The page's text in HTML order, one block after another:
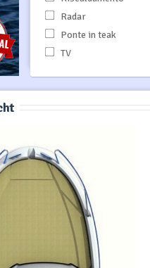
Radar
Ponte in teak
TV